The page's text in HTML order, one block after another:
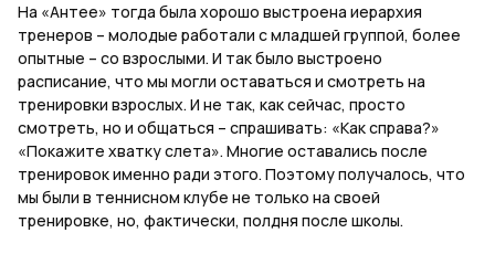
На «Антее» тогда была хорошо выстроена иерархия
тренеров – молодые работали с младшей группой, более
опытные – со взрослыми. И так было выстроено
расписание, что мы могли оставаться и смотреть на
тренировки взрослых. И не так, как сейчас, просто
смотреть, но и общаться – спрашивать: «Как справа?»
«Покажите хватку слета». Многие оставались после
тренировок именно ради этого. Поэтому получалось, что
мы были в теннисном клубе не только на своей
тренировке, но, фактически, полдня после школы.